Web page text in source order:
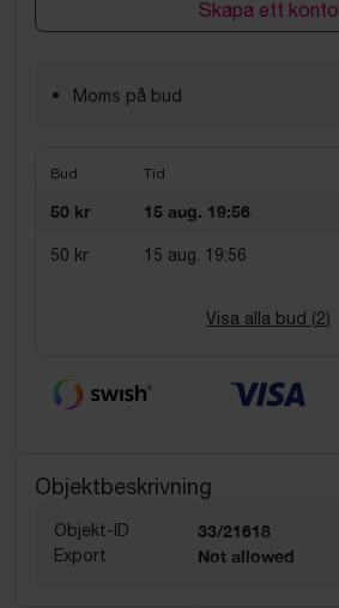
Skapa ett konto
Moms på bud
Bud Tid
50 kr 15 aug. 19:56
50 kr 15 aug. 19:56
Visa alla bud (2)
Objektbeskrivning
Objekt-ID 33/21618
Export Not allowed